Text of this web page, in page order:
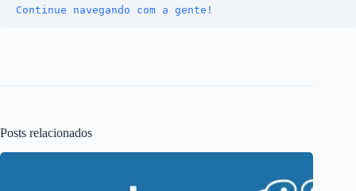
Continue navegando com a gente!
Posts relacionados